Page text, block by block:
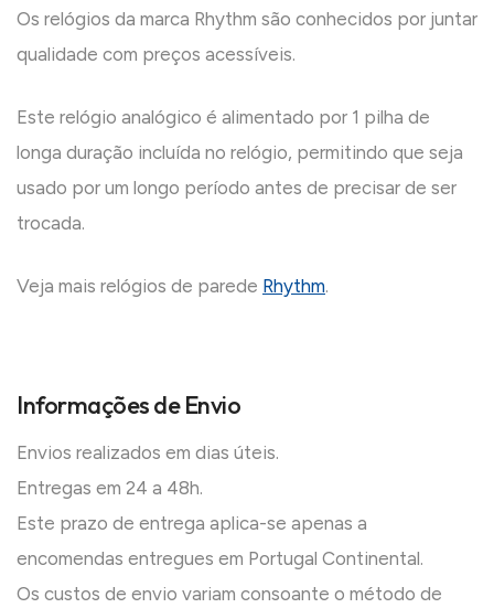
Os relógios da marca Rhythm são conhecidos por juntar
qualidade com preços acessíveis.
Este relógio analógico é alimentado por 1 pilha de
longa duração incluída no relógio, permitindo que seja
usado por um longo período antes de precisar de ser
trocada.
Veja mais relógios de parede Rhythm.
Informações de Envio
Envios realizados em dias úteis.
Entregas em 24 a 48h.
Este prazo de entrega aplica-se apenas a
encomendas entregues em Portugal Continental.
Os custos de envio variam consoante o método de